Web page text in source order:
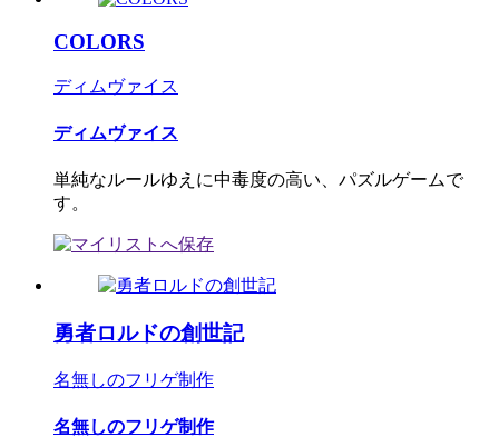
COLORS
ディムヴァイス
ディムヴァイス
単純なルールゆえに中毒度の高い、パズルゲームで
す。
勇者ロルドの創世記
名無しのフリゲ制作
名無しのフリゲ制作